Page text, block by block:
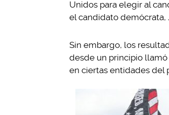
Unidos para elegir al
el candidato demócrata,
Sin embargo, los
desde un principio llamó
en ciertas entidades del